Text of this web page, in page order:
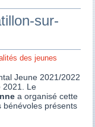
sur-
des jeunes
Jeune 2021/2022
2021. Le
a organisé cette
bénévoles présents